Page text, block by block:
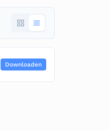
Downloaden